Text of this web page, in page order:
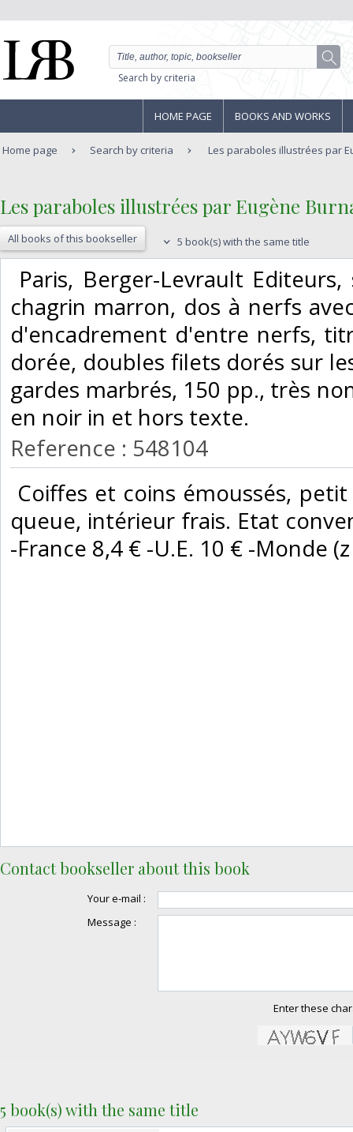
Search by criteria
HOME PAGE BOOKS AND WORKS
Home page Search by criteria Les paraboles illustrées par
‎Les paraboles illustrées par Eugène
All books of this bookseller 5 book(s) with the same title
Paris, Berger-Levrault
chagrin marron, dos à nerfs
d'encadrement d'entre nerfs,
dorée, doubles filets dorés sur
gardes marbrés, 150 pp., très
en noir in et hors texte. ‎
Reference : 548104
Coiffes et coins émoussés,
queue, intérieur frais. Etat
-France 8,4 € -U.E. 10 € -Monde
Contact bookseller about this book
Your e-mail :
Message :
Enter these
5 book(s) with the same title